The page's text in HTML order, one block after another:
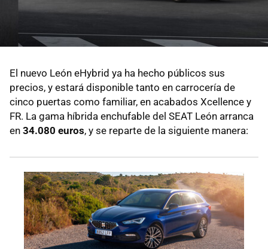
El nuevo León eHybrid ya ha hecho públicos sus
precios, y estará disponible tanto en carrocería de
cinco puertas como familiar, en acabados Xcellence y
FR. La gama híbrida enchufable del SEAT León arranca
en 34.080 euros, y se reparte de la siguiente manera: